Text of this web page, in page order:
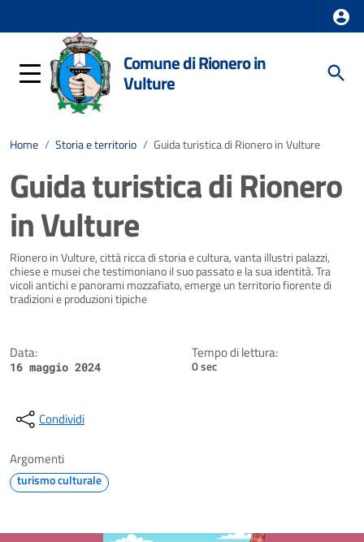
Comune di Rionero in
Vulture
Home / Storia e territorio / Guida turistica di Rionero in Vulture
Guida turistica di Rionero
in Vulture
Dettagli della notizia
Rionero in Vulture, città ricca di storia e cultura, vanta illustri palazzi,
chiese e musei che testimoniano il suo passato e la sua identità. Tra
vicoli antichi e panorami mozzafiato, emerge un territorio fiorente di
tradizioni e produzioni tipiche
Data:
16 maggio 2024
Tempo di lettura:
0 sec
Condividi
Argomenti
turismo culturale